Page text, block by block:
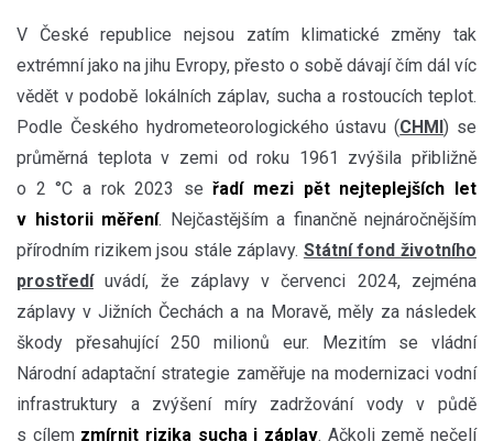
V České republice nejsou zatím klimatické změny tak
extrémní jako na jihu Evropy, přesto o sobě dávají čím dál víc
vědět v podobě lokálních záplav, sucha a rostoucích teplot.
Podle Českého hydrometeorologického ústavu (CHMI) se
průměrná teplota v zemi od roku 1961 zvýšila přibližně
o 2 °C a rok 2023 seřadí mezi pět nejteplejších let
v historii měření. Nejčastějším a finančně nejnáročnějším
přírodním rizikem jsou stále záplavy. Státní fond životního
prostředíuvádí, že záplavy v červenci 2024, zejména
záplavy v Jižních Čechách a na Moravě, měly za následek
škody přesahující 250 milionů eur. Mezitím se vládní
Národní adaptační strategie zaměřuje na modernizaci vodní
infrastruktury a zvýšení míry zadržování vody v půdě
s cílemzmírnit rizika sucha i záplav. Ačkoli země nečelí